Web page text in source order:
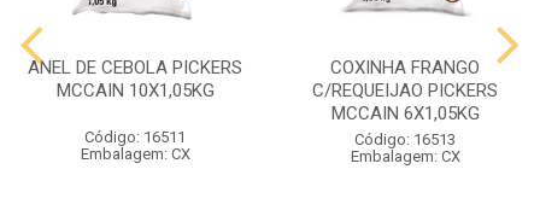
ANEL DE CEBOLA PICKERS
MCCAIN 10X1,05KG
Código: 16511
Embalagem: CX
COXINHA FRANGO
C/REQUEIJAO PICKERS
MCCAIN 6X1,05KG
Código: 16513
Embalagem: CX